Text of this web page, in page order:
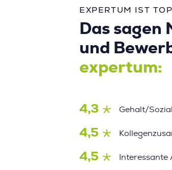
EXPERTUM IST
Das
und
expertum:
4,3 Gehalt/
4,5
4,5 Interessante